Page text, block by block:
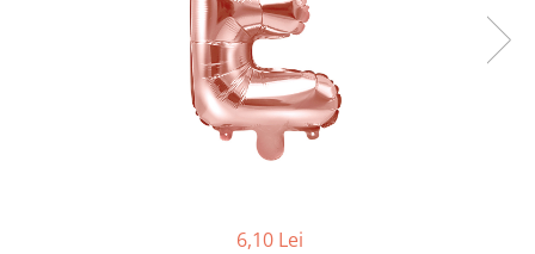
6,10 Lei